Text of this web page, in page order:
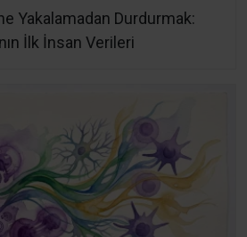
Yakalamadan Durdurmak:
İlk İnsan Verileri